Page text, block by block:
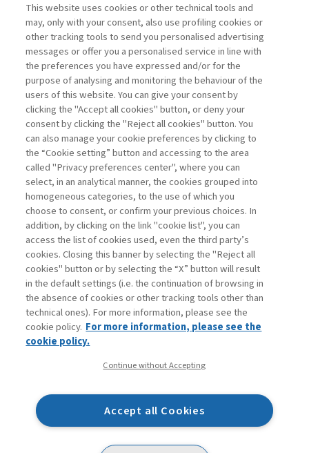
Sampietro Marco
Project
Management -
III edizione
ARCHIVIO
Contatti
Abbonamenti
Archivio rubriche
Privacy
Dichiarazione di accessibilità
Mappa del sito
This website uses cookies or other technical tools and
may, only with your consent, also use profiling cookies or
other tracking tools to send you personalised advertising
messages or offer you a personalised service in line with
the preferences you have expressed and/or for the
purpose of analysing and monitoring the behaviour of the
users of this website. You can give your consent by
clicking the "Accept all cookies" button, or deny your
consent by clicking the "Reject all cookies" button. You
can also manage your cookie preferences by clicking to
the “Cookie setting” button and accessing to the area
called "Privacy preferences center", where you can
select, in an analytical manner, the cookies grouped into
homogeneous categories, to the use of which you
choose to consent, or confirm your previous choices. In
addition, by clicking on the link "cookie list", you can
access the list of cookies used, even the third party’s
cookies. Closing this banner by selecting the "Reject all
cookies" button or by selecting the “X” button will result
in the default settings (i.e. the continuation of browsing in
the absence of cookies or other tracking tools other than
technical ones). For more information, please see the
cookie policy. For more information, please see the
cookie policy.
Continue without Accepting
Accept all Cookies